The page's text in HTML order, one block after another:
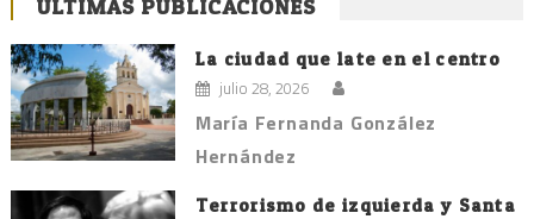
ÚLTIMAS PUBLICACIONES
La ciudad que late en el centro
julio 28, 2026
María Fernanda González
Hernández
Terrorismo de izquierda y Santa